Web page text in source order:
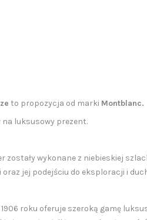
to propozycja od marki Montblanc.
na luksusowy prezent.
wykonane z niebieskiej
jej podejściu do eksploracji i
roku oferuje szeroką gamę